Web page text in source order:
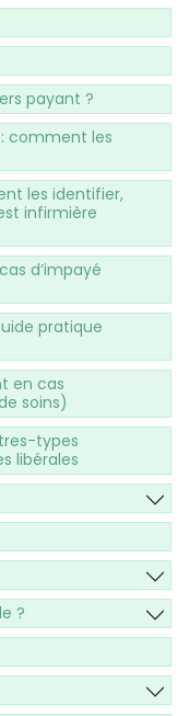
payant ?
: comment les
les identifier,
infirmière
d’impayé
pratique
en cas
soins)
types
libérales
?